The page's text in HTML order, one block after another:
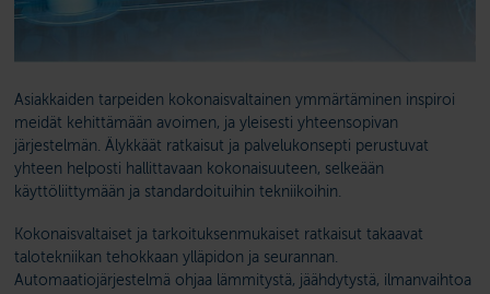
Asiakkaiden tarpeiden kokonaisvaltainen ymmärtäminen inspiroi
meidät kehittämään avoimen, ja yleisesti yhteensopivan
järjestelmän. Älykkäät ratkaisut ja palvelukonsepti perustuvat
yhteen helposti hallittavaan kokonaisuuteen, selkeään
käyttöliittymään ja standardoituihin tekniikoihin.
Kokonaisvaltaiset ja tarkoituksenmukaiset ratkaisut takaavat
talotekniikan tehokkaan ylläpidon ja seurannan.
Automaatiojärjestelmä ohjaa lämmitystä, jäähdytystä, ilmanvaihtoa